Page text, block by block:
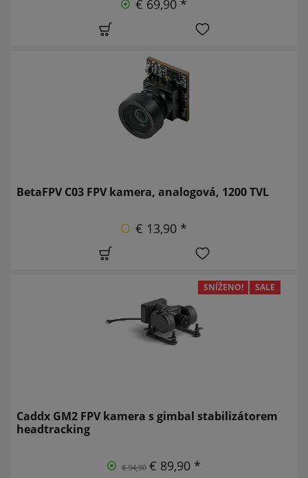
€ 69,90 *
BetaFPV C03 FPV kamera, analogová, 1200 TVL
€ 13,90 *
SNÍŽENO! SALE
Caddx GM2 FPV kamera s gimbal stabilizátorem
headtracking
€ 94,90 € 89,90 *